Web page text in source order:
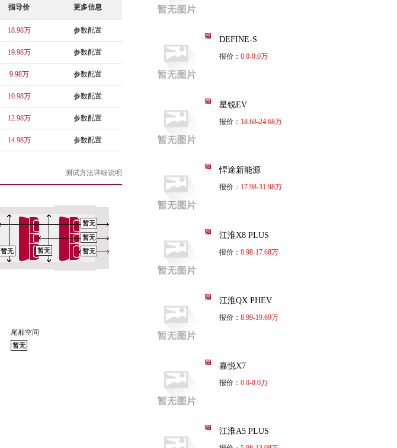
指导价 更多信息
18.98万 参数配置
19.98万 参数配置
9.98万 参数配置
10.98万 参数配置
12.98万 参数配置
14.98万 参数配置
测试方法详细说明
暂无
暂无
暂无
暂无
暂无
尾厢空间
暂无
DEFINE-S
报价： 0.0-0.0万
星锐EV
报价： 18.68-24.68万
悍途新能源
报价： 17.98-31.98万
江淮X8 PLUS
报价： 8.98-17.68万
江淮QX PHEV
报价： 8.99-19.69万
嘉悦X7
报价： 0.0-0.0万
江淮A5 PLUS